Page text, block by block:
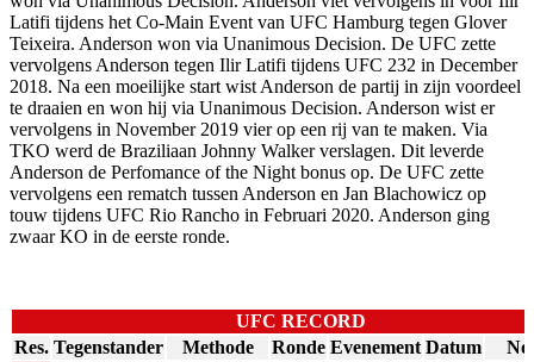
Latifi tijdens het Co-Main Event van UFC Hamburg tegen Glover
Teixeira. Anderson won via Unanimous Decision. De UFC zette
vervolgens Anderson tegen Ilir Latifi tijdens UFC 232 in December
2018. Na een moeilijke start wist Anderson de partij in zijn voordeel
te draaien en won hij via Unanimous Decision. Anderson wist er
vervolgens in November 2019 vier op een rij van te maken. Via
TKO werd de Braziliaan Johnny Walker verslagen. Dit leverde
Anderson de Perfomance of the Night bonus op. De UFC zette
vervolgens een rematch tussen Anderson en Jan Blachowicz op
touw tijdens UFC Rio Rancho in Februari 2020. Anderson ging
zwaar KO in de eerste ronde.
UFC RECORD
Res. Tegenstander Methode Ronde Evenement Datum